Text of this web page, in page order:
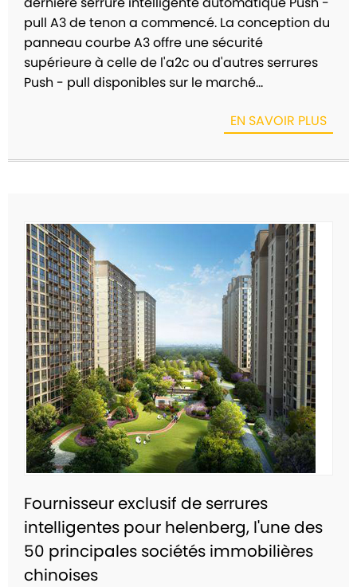
pull A3 de tenon a commencé. La conception du
panneau courbe A3 offre une sécurité
supérieure à celle de l'a2c ou d'autres serrures
Push - pull disponibles sur le marché...
EN SAVOIR PLUS
Fournisseur exclusif de serrures
intelligentes pour helenberg, l'une des
50 principales sociétés immobilières
chinoises